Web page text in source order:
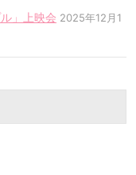
」上映会 2025年12月1